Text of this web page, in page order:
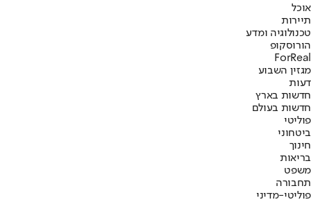
אוכל
תיירות
טכנולוגיה ומדע
הורוסקופ
ForReal
מגזין השבוע
דעות
חדשות בארץ
חדשות בעולם
פוליטי
ביטחוני
חינוך
בריאות
משפט
תחבורה
פוליטי-מדיני